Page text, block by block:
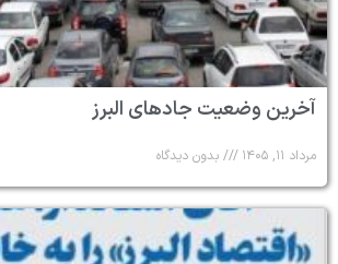
آخرین وضعیت جادهای البرز
مرداد ۱۱, ۱۴۰۵ بدون دیدگاه